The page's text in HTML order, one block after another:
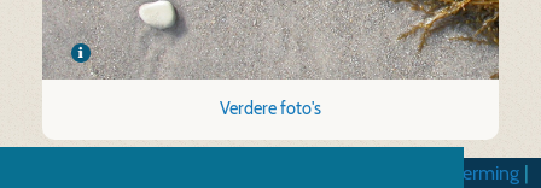
Verdere foto's
Gegevensbescherming |